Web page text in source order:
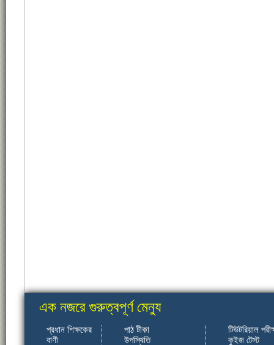
এক নজরে গুরুত্বপূর্ণ মেন্যু
প্রধান শিক্ষকের
বাণী
পাঠ টীকা
উপস্থিতি
টিউটরিয়াল
কুইজ টেস্ট